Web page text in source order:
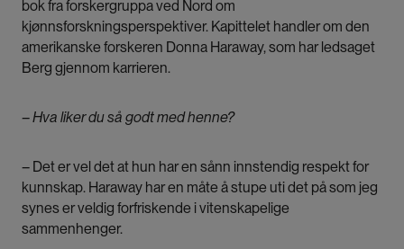
bok fra forskergruppa ved Nord om
kjønnsforskningsperspektiver. Kapittelet handler om den
amerikanske forskeren Donna Haraway, som har ledsaget
Berg gjennom karrieren.
– Hva liker du så godt med henne?
– Det er vel det at hun har en sånn innstendig respekt for
kunnskap. Haraway har en måte å stupe uti det på som jeg
synes er veldig forfriskende i vitenskapelige
sammenhenger.